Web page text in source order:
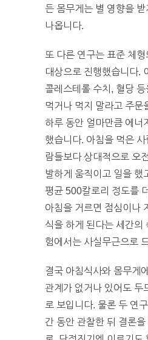
든 몸무게는 별 영향을 받
나옵니다.
또 다른 연구는 표준 체
대상으로 진행했습니다.
콜레스테롤 수치, 혈당
먹거나 먹지 말라고 주문
하루 동안 얼마만큼 에너
했습니다. 아침을 먹은
람들보다 상대적으로 오
발하게 움직이고 일을 했
평균 500칼로리 정도를
아침을 거르면 점심이나
식을 하게 된다는 세간의
험에서는 사실무근으로
결국 아침식사와 몸무게
관계가 없거나 있어도 두
로 보입니다. 물론 두 연
간 동안 관찰한 뒤 결론